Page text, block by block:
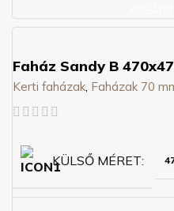
Faház Sandy B
Kerti faházak, Faházak 70
KÜLSŐ MÉRET